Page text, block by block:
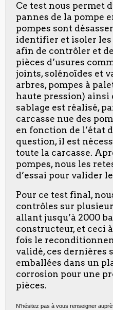
Ce test nous permet
pannes de la pompe
pompes sont
identifier et isoler les
afin de contrôler et
pièces d’usures
joints, solénoïdes et
arbres, pompes à
haute pression) ainsi
sablage est réalisé,
carcasse nue des
en fonction de l’état
question, il est
toute la carcasse.
pompes, nous les
d’essai pour valider
Pour ce test final,
contrôles sur
allant jusqu’à 2000
constructeur, et ceci
fois le
validé, ces dernières
emballées dans un
corrosion pour une
pièces.
N'hésitez pas à vous renseigner